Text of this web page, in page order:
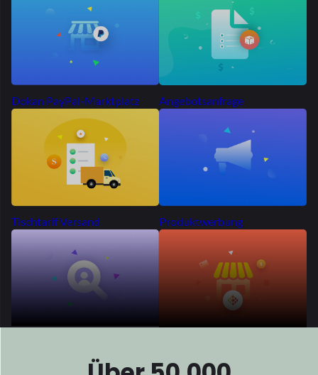
Über 50.000
Marktplätze
Verbreitet
sich weltweit
Tausende Unternehmer auf der ganzen Welt haben sich für
Dokan entschieden
bauen ihre Marktplätze auf. Warum du